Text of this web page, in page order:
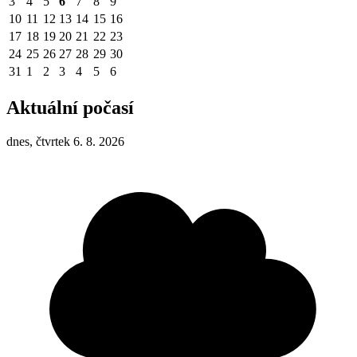
10 11 12 13 14 15 16
17 18 19 20 21 22 23
24 25 26 27 28 29 30
31 1 2 3 4 5 6
Aktuální počasí
dnes, čtvrtek 6. 8. 2026